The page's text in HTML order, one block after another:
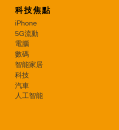
科技焦點
iPhone
5G流動
電腦
數碼
智能家居
科技
汽車
人工智能